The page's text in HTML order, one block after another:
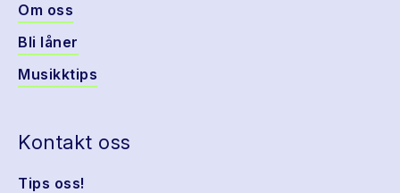
Om oss
Bli låner
Musikktips
Kontakt oss
Tips oss!